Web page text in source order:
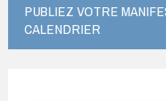
PUBLIEZ VOTRE
CALENDRIER